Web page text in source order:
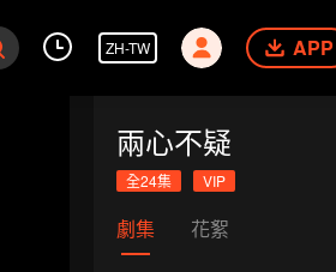
ZH-TW APP
兩心不疑
全24集 VIP
劇集 花絮